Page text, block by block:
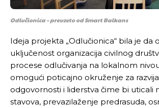
odlučili da pustite Vašu priču da živi,
Objavi.ba
[wpuf_form id=”7463”]
odlučili da pustite Vašu priču da živi,
Objavi.ba
[wpuf_form id=”7463”]
Odlučionica – preuzeto od Smart Balkans
Ideja projekta „Odlučionica“ bila je da
uključenost organizacija civilnog
procese odlučivanja na lokalnom
omogući poticajno okruženje za
odgovornosti i liderstva čime bi uticali
stavova, prevazilaženje predrasuda,